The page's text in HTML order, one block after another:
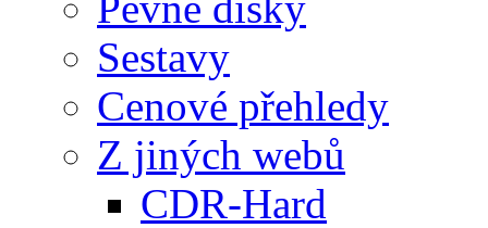
Sestavy
Cenové přehledy
Z jiných webů
CDR-Hard